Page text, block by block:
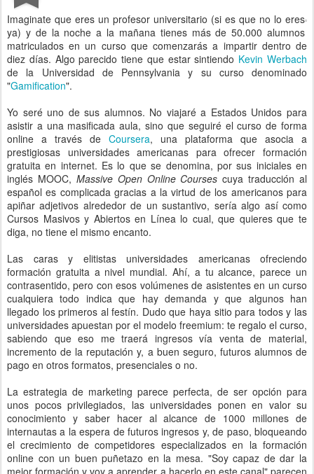
Imaginate que eres un profesor universitario (si es que no lo eres
ya) y de la noche a la mañana tienes más de 50.000 alumnos
matriculados en un curso que comenzarás a impartir dentro de
diez días. Algo parecido tiene que estar sintiendo Kevin Werbach
de la Universidad de Pennsylvania y su curso denominado
"Gamification".
Yo seré uno de sus alumnos. No viajaré a Estados Unidos para
asistir a una masificada aula, sino que seguiré el curso de forma
online a través de Coursera, una plataforma que asocia a
prestigiosas universidades americanas para ofrecer formación
gratuita en internet. Es lo que se denomina, por sus iniciales en
inglés MOOC, Massive Open Online Courses cuya traducción al
español es complicada gracias a la virtud de los americanos para
apiñar adjetivos alrededor de un sustantivo, sería algo así como
Cursos Masivos y Abiertos en Línea lo cual, que quieres que te
diga, no tiene el mismo encanto.
Las caras y elitistas universidades americanas ofreciendo
formación gratuita a nivel mundial. Ahí, a tu alcance, parece un
contrasentido, pero con esos volúmenes de asistentes en un curso
cualquiera todo indica que hay demanda y que algunos han
llegado los primeros al festín. Dudo que haya sitio para todos y las
universidades apuestan por el modelo freemium: te regalo el curso,
sabiendo que eso me traerá ingresos vía venta de material,
incremento de la reputación y, a buen seguro, futuros alumnos de
pago en otros formatos, presenciales o no.
La estrategia de marketing parece perfecta, de ser opción para
unos pocos privilegiados, las universidades ponen en valor su
conocimiento y saber hacer al alcance de 1000 millones de
internautas a la espera de futuros ingresos y, de paso, bloqueando
el crecimiento de competidores especializados en la formación
online con un buen puñetazo en la mesa. "Soy capaz de dar la
mejor formación y voy a aprender a hacerlo en este canal" parecen